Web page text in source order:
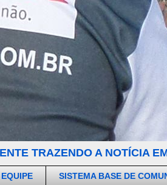
TRAZENDO A NOTÍCIA
SISTEMA BASE DE